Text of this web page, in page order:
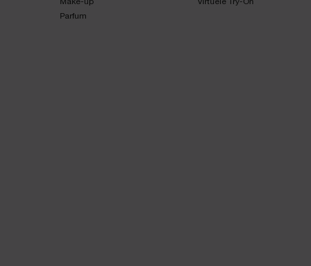
Make-up
Parfum
Virtuele Try-On